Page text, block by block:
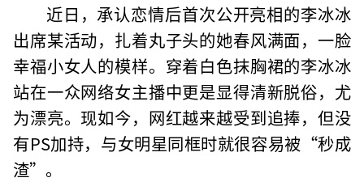
近日，承认恋情后首次公开亮相的李冰冰
出席某活动，扎着丸子头的她春风满面，一脸
幸福小女人的模样。穿着白色抹胸裙的李冰冰
站在一众网络女主播中更是显得清新脱俗，尤
为漂亮。现如今，网红越来越受到追捧，但没
有PS加持，与女明星同框时就很容易被“秒成
渣”。